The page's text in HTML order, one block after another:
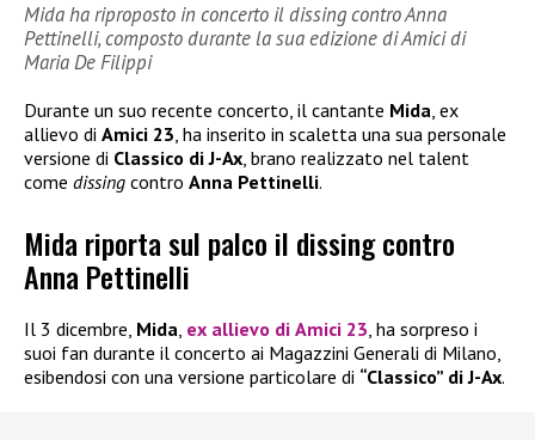
Mida ha riproposto in concerto il dissing contro Anna
Pettinelli, composto durante la sua edizione di Amici di
Maria De Filippi
Durante un suo recente concerto, il cantante Mida, ex
allievo di Amici 23, ha inserito in scaletta una sua personale
versione di Classico di J-Ax, brano realizzato nel talent
come dissing contro Anna Pettinelli.
Mida riporta sul palco il dissing contro
Anna Pettinelli
Il 3 dicembre, Mida ex allievo di Amici 23 , ha sorpreso i
suoi fan durante il concerto ai Magazzini Generali di Milano,
esibendosi con una versione particolare di “Classico” di J-Ax.